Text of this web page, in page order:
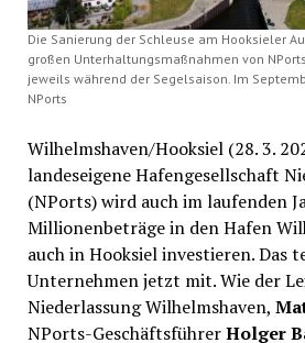
Die Sanierung der Schleuse am Hooksieler
großen Unterhaltungsmaßnahmen von
jeweils während der Segelsaison. Im
NPorts
Wilhelmshaven/Hooksiel (28. 3.
landeseigene Hafengesellschaft
(NPorts) wird auch im laufenden
Millionenbeträge in den Hafen
auch in Hooksiel investieren. Das
Unternehmen jetzt mit. Wie der
Niederlassung Wilhelmshaven,
NPorts-GeschäftsführerHolger